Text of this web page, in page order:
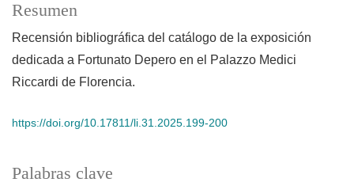
Palabras clave
Resumen
Recensión bibliográfica del catálogo de la exposición
dedicada a Fortunato Depero en el Palazzo Medici
Riccardi de Florencia.
https://doi.org/10.17811/li.31.2025.199-200